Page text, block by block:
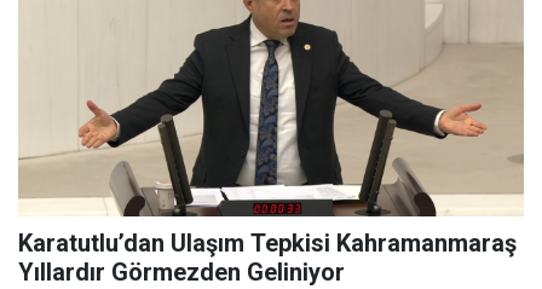
Karatutlu’dan Ulaşım Tepkisi Kahramanmaraş
Yıllardır Görmezden Geliniyor